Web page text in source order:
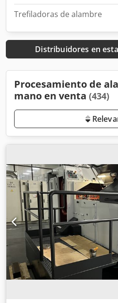
Trefiladoras de alambre
Distribuidores en
Procesamiento de
mano en venta (434)